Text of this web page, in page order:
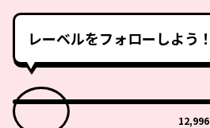
レーベルをフォローしよう！
12,996